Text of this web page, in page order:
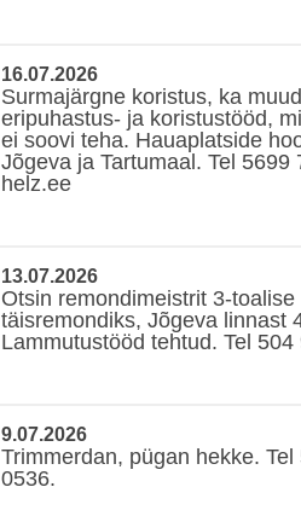
16.07.2026
Surmajärgne koristus, ka muud
eripuhastus- ja koristustööd,
ei soovi teha. Hauaplatside
Jõgeva ja Tartumaal. Tel 5699
helz.ee
13.07.2026
Otsin remondimeistrit 3-toalise
täisremondiks, Jõgeva linnast
Lammutustööd tehtud. Tel 504
9.07.2026
Trimmerdan, pügan hekke. Tel
0536.